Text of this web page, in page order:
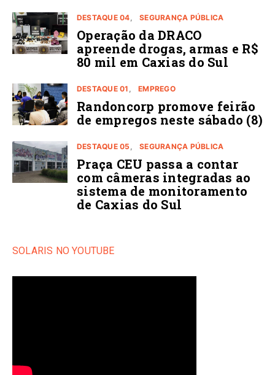
DESTAQUE 04 SEGURANÇA PÚBLICA
Operação da DRACO
apreende drogas, armas e R$
80 mil em Caxias do Sul
DESTAQUE 01 EMPREGO
Randoncorp promove feirão
de empregos neste sábado (8)
DESTAQUE 05 SEGURANÇA PÚBLICA
Praça CEU passa a contar
com câmeras integradas ao
sistema de monitoramento
de Caxias do Sul
SOLARIS NO YOUTUBE